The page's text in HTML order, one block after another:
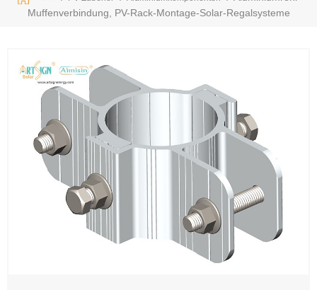
Muffenverbindung, PV-Rack-Montage-Solar-Regalsysteme